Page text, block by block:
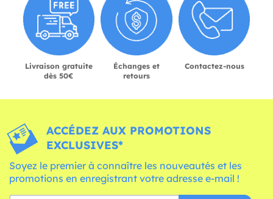
Livraison gratuite
dès 50€
Échanges et
retours
Contactez-nous
ACCÉDEZ AUX PROMOTIONS
EXCLUSIVES*
Soyez le premier à connaître les nouveautés et les
promotions en enregistrant votre adresse e-mail !